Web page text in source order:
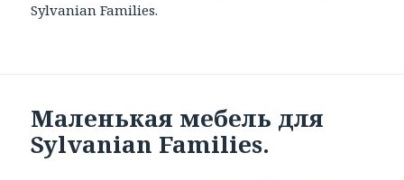
Sylvanian Families.
Маленькая мебель для
Sylvanian Families.